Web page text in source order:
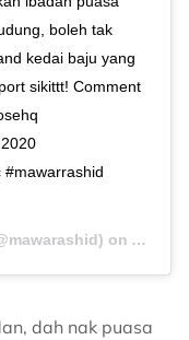
boleh tak
kedai baju yang
sikittt! Comment
#mawarrashid
on Apr 22,
dah nak puasa